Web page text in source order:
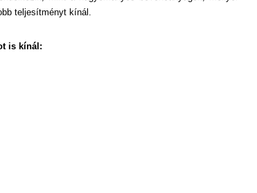
teljesítményt kínál.
is kínál: